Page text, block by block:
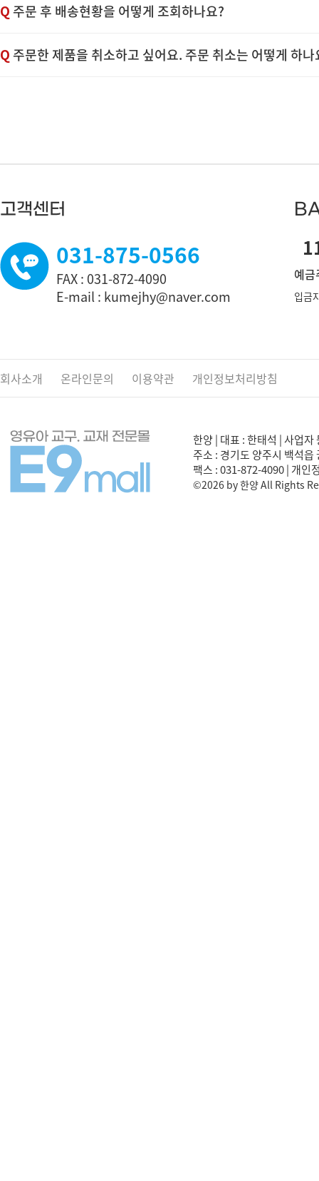
Q 주문 후 배송현황을 어떻게 조회하나요?
Q 주문한 제품을 취소하고 싶어요. 주문 취소는 어떻게 하나
고객센터
031-875-0566
FAX : 031-872-4090
E-mail : kumejhy@naver.com
예
입금
회사소개 온라인문의 이용약관 개인정보처리방침
한양 | 대표 : 한태석 | 사업
주소 : 경기도 양주시 백석
팩스 : 031-872-4090 | 개인
©2026 by 한양 All Rights